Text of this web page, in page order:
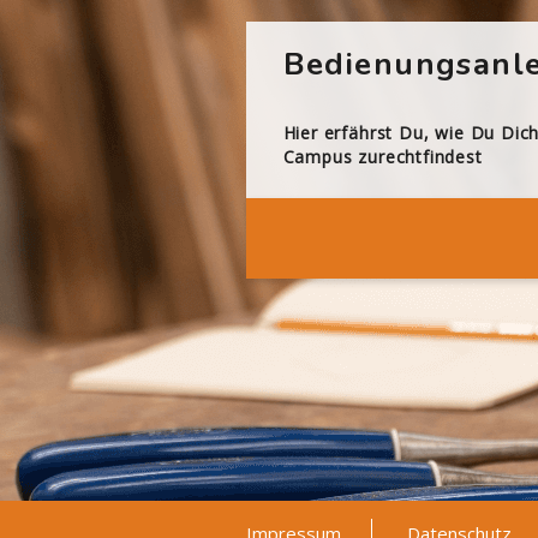
Hier erfährst Du, wie Du
Campus zurechtfindest
Impressum Datenschutz